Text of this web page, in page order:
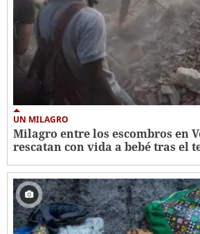
UN MILAGRO
Milagro entre los escombros en
rescatan con vida a bebé tras el